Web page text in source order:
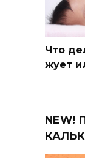
Что
жует
NEW!